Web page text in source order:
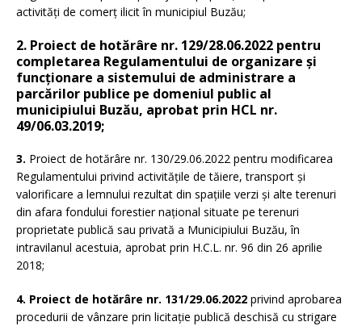
activităţi de comerţ ilicit în municipiul Buzău;
2. Proiect de hotărâre nr. 129/28.06.2022 pentru
completarea Regulamentului de organizare şi
funcţionare a sistemului de administrare a
parcărilor publice pe domeniul public al
municipiului Buzău, aprobat prin HCL nr.
49/06.03.2019;
3. Proiect de hotărâre nr. 130/29.06.2022 pentru modificarea
Regulamentului privind activitățile de tăiere, transport și
valorificare a lemnului rezultat din spațiile verzi și alte terenuri
din afara fondului forestier național situate pe terenuri
proprietate publică sau privată a Municipiului Buzău, în
intravilanul acestuia, aprobat prin H.C.L. nr. 96 din 26 aprilie
2018;
4. Proiect de hotărâre nr. 131/29.06.2022 privind aprobarea
procedurii de vânzare prin licitație publică deschisă cu strigare